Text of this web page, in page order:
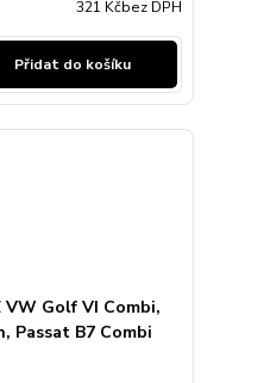
321 Kčbez DPH
Přidat do košíku